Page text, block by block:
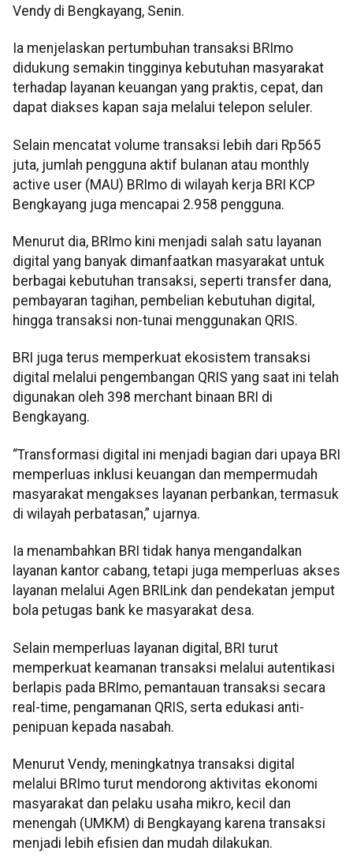
Vendy di Bengkayang, Senin.
Ia menjelaskan pertumbuhan transaksi BRImo
didukung semakin tingginya kebutuhan masyarakat
terhadap layanan keuangan yang praktis, cepat, dan
dapat diakses kapan saja melalui telepon seluler.
Selain mencatat volume transaksi lebih dari Rp565
juta, jumlah pengguna aktif bulanan atau monthly
active user (MAU) BRImo di wilayah kerja BRI KCP
Bengkayang juga mencapai 2.958 pengguna.
Menurut dia, BRImo kini menjadi salah satu layanan
digital yang banyak dimanfaatkan masyarakat untuk
berbagai kebutuhan transaksi, seperti transfer dana,
pembayaran tagihan, pembelian kebutuhan digital,
hingga transaksi non-tunai menggunakan QRIS.
BRI juga terus memperkuat ekosistem transaksi
digital melalui pengembangan QRIS yang saat ini telah
digunakan oleh 398 merchant binaan BRI di
Bengkayang.
“Transformasi digital ini menjadi bagian dari upaya BRI
memperluas inklusi keuangan dan mempermudah
masyarakat mengakses layanan perbankan, termasuk
di wilayah perbatasan,” ujarnya.
Ia menambahkan BRI tidak hanya mengandalkan
layanan kantor cabang, tetapi juga memperluas akses
layanan melalui Agen BRILink dan pendekatan jemput
bola petugas bank ke masyarakat desa.
Selain memperluas layanan digital, BRI turut
memperkuat keamanan transaksi melalui autentikasi
berlapis pada BRImo, pemantauan transaksi secara
real-time, pengamanan QRIS, serta edukasi anti-
penipuan kepada nasabah.
Menurut Vendy, meningkatnya transaksi digital
melalui BRImo turut mendorong aktivitas ekonomi
masyarakat dan pelaku usaha mikro, kecil dan
menengah (UMKM) di Bengkayang karena transaksi
menjadi lebih efisien dan mudah dilakukan.